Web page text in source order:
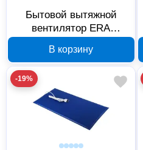
Бытовой вытяжной
вентилятор ERA
В корзину
-19%